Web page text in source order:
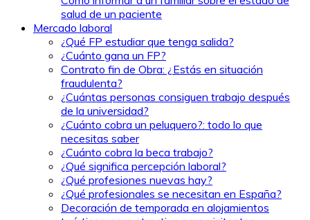
salud de un paciente
Mercado laboral
¿Qué FP estudiar que tenga salida?
¿Cuánto gana un FP?
Contrato fin de Obra: ¿Estás en situación
fraudulenta?
¿Cuántas personas consiguen trabajo después
de la universidad?
¿Cuánto cobra un peluquero?: todo lo que
necesitas saber
¿Cuánto cobra la beca trabajo?
¿Qué significa percepción laboral?
¿Qué profesiones nuevas hay?
¿Qué profesionales se necesitan en España?
Decoración de temporada en alojamientos